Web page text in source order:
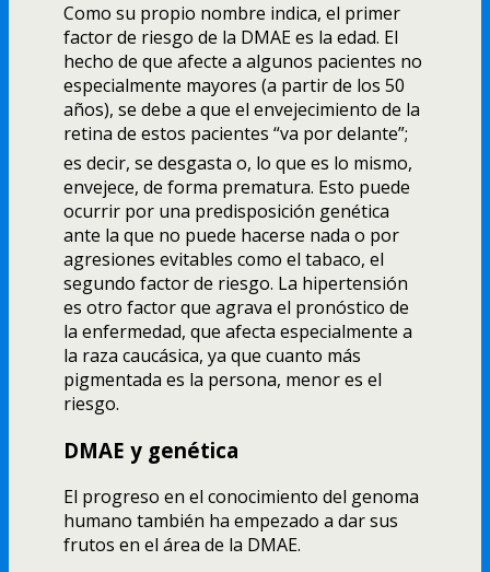
Como su propio nombre indica, el primer
factor de riesgo de la DMAE es la edad. El
hecho de que afecte a algunos pacientes no
especialmente mayores (a partir de los 50
años), se debe a que el envejecimiento de la
retina de estos pacientes “va por delante”;
es decir, se desgasta o, lo que es lo mismo,
envejece, de forma prematura. Esto puede
ocurrir por una predisposición genética
ante la que no puede hacerse nada o por
agresiones evitables como el tabaco, el
segundo factor de riesgo. La hipertensión
es otro factor que agrava el pronóstico de
la enfermedad, que afecta especialmente a
la raza caucásica, ya que cuanto más
pigmentada es la persona, menor es el
riesgo.
DMAE y genética
El progreso en el conocimiento del genoma
humano también ha empezado a dar sus
frutos en el área de la DMAE.